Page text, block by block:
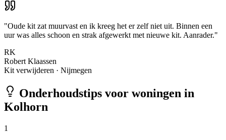
"Oude kit zat muurvast en ik kreeg het er zelf niet uit. Binnen een
uur was alles schoon en strak afgewerkt met nieuwe kit. Aanrader."
RK
Robert Klaassen
Kit verwijderen · Nijmegen
Onderhoudstips voor woningen in
Kolhorn
1